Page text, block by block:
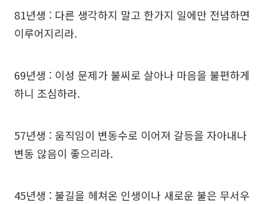
81년생 : 다른 생각하지 말고 한가지 일에만 전념하면
이루어지리라.
69년생 : 이성 문제가 불씨로 살아나 마음을 불편하게
하니 조심하라.
57년생 : 움직임이 변동수로 이어져 갈등을 자아내나
변동 않음이 좋으리라.
45년생 : 불길을 헤쳐온 인생이나 새로운 불은 무서우